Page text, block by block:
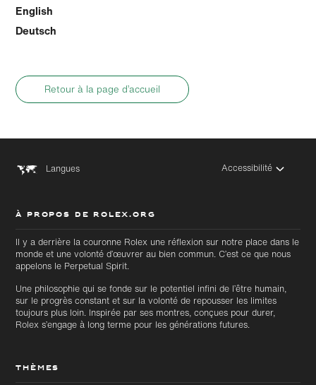
English
Deutsch
Retour à la page d’accueil
Langues Accessibilité
À PROPOS DE ROLEX.ORG
Il y a derrière la couronne Rolex une réflexion sur notre place dans le
monde et une volonté d’œuvrer au bien commun. C’est ce que nous
appelons le Perpetual Spirit.
Une philosophie qui se fonde sur le potentiel infini de l’être humain,
sur le progrès constant et sur la volonté de repousser les limites
toujours plus loin. Inspirée par ses montres, conçues pour durer,
Rolex s’engage à long terme pour les générations futures.
THÈMES